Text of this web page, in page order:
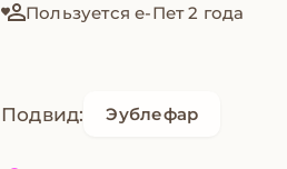
Пользуется е-Пет 2 года
Подвид: Эублефар